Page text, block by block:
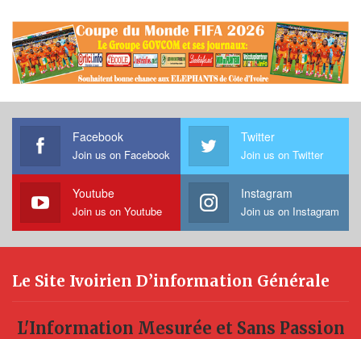
Facebook
Join us on Facebook
Twitter
Join us on Twitter
Youtube
Join us on Youtube
Instagram
Join us on Instagram
Le Site Ivoirien D’information Générale
L'Information Mesurée et Sans Passion